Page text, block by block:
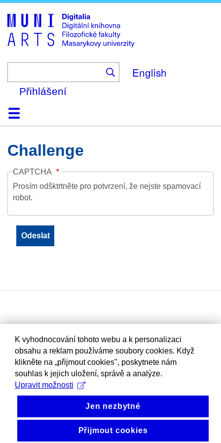
to
main
content
English
Přihlášení
DomůKolekce
Prohlížení
Vyhledávání
O platformě
Nápověda
KontaktDigitalia
Challenge
CAPTCHA
Prosím odšktrtněte pro potvrzení, že nejste spamovací
robot.
K vyhodnocování tohoto webu a k personalizaci
obsahu a reklam používáme soubory cookies. Když
klikněte na „přijmout cookies", poskytnete nám
souhlas k jejich uložení, správě a analýze.
Upravit možnosti
Jen nezbytné
Přijmout cookies